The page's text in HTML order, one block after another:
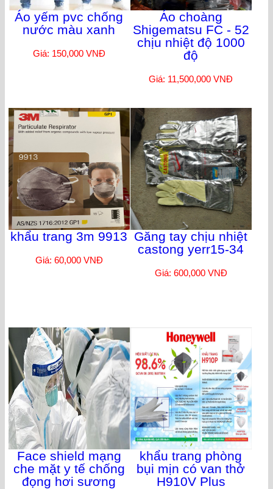
Áo yếm pvc chống
nước màu xanh
Giá: 150,000 VNĐ
Áo choàng
Shigematsu FC - 52
chịu nhiệt độ 1000
độ
Giá: 11,500,000 VNĐ
khẩu trang 3m 9913
Giá: 60,000 VNĐ
Găng tay chịu nhiệt
castong yerr15-34
Giá: 600,000 VNĐ
Face shield mạng
che mặt y tế chống
đọng hơi sương
khẩu trang phòng
bụi mịn có van thở
H910V Plus